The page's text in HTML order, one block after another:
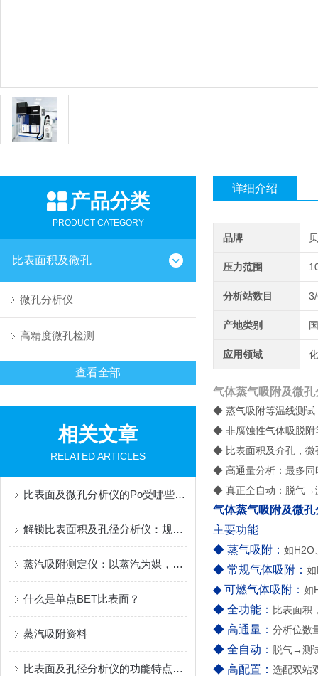
产品分类
PRODUCT CATEGORY
比表面积及微孔
微孔分析仪
高精度微孔检测
查看全部
相关文章
RELATED ARTICLES
比表面及微孔分析仪的Po受哪些因素影响？
解锁比表面积及孔径分析仪：规范操作的核心步骤梳理
蒸汽吸附测定仪：以蒸汽为媒，解码材料吸附行为的核心密码
什么是单点BET比表面？
蒸汽吸附资料
比表面及孔径分析仪的功能特点具体如下！
详细介绍
品牌
压力范围
分析站数目
产地类别
应用领域
气体蒸气吸附及微孔
◆ 蒸气吸附等温线测试
◆ 非腐蚀性气体吸脱附
◆ 比表面积及介孔，微
◆ 高通量分析：最多同
◆ 真正全自动：脱气→
气体蒸气吸附及微孔
主要功能
◆ 蒸气吸附： 如H2O
◆ 常规气体吸附：
◆ 可燃气体吸附： 如
◆ 全功能： 比表面积
◆ 高通量： 分析位数
◆ 全自动： 脱气→测
◆ 高配置： 选配双站